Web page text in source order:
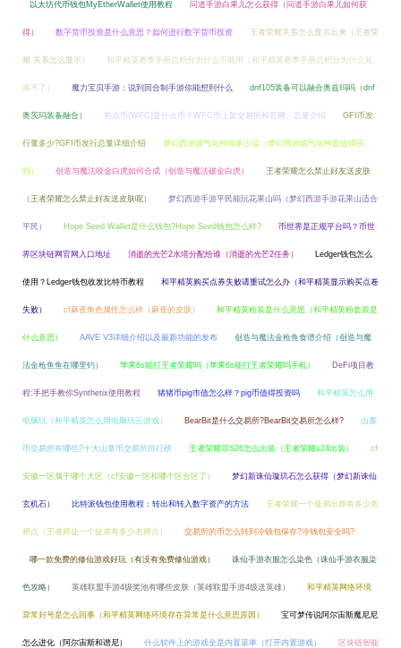
以太坊代币钱包MyEtherWallet使用教程 问道手游白果儿怎么获得（问道手游白果儿如何获
得） 数字货币投资是什么意思？如何进行数字货币投资 王者荣耀关系怎么显示出来（王者荣
耀 关系怎么显示） 和平精英赛季手册总积分为什么不能用（和平精英赛季手册总积分为什么兑
换不了） 魔力宝贝手游：说到回合制手游你能想到什么 dnf105装备可以融合奥兹玛吗（dnf
奥茨玛装备融合） 热点币(WFC)是什么币？WFC币上架交易所和官网、总量介绍 GFI币发
行量多少?GFI币发行总量详细介绍 梦幻西游炼气化神加多少蓝（梦幻西游炼气化神套值得买
吗） 创造与魔法咬金白虎如何合成（创造与魔法破金白虎） 王者荣耀怎么禁止好友送皮肤
（王者荣耀怎么禁止好友送皮肤呢） 梦幻西游手游平民能玩花果山吗（梦幻西游手游花果山适合
平民） Hope Seed Wallet是什么钱包?Hope Seed钱包怎么样? 币世界是正规平台吗？币世
界区块链网官网入口地址 消逝的光芒2水塔分配给谁（消逝的光芒2任务） Ledger钱包怎么
使用？Ledger钱包收发比特币教程 和平精英购买点券失败请重试怎么办（和平精英显示购买点卷
失败） cf麻雀角色属性怎么样（麻雀的皮肤） 和平精英粉装是什么意思（和平精英粉套装是
什么意思） AAVE V3详细介绍以及最新功能的发布 创造与魔法金枪鱼食谱介绍（创造与魔
法金枪鱼鱼在哪里钓） 苹果6s能打王者荣耀吗（苹果6s能打王者荣耀吗手机） DeFi项目教
程:手把手教你Synthetix使用教程 猪猪币pig市值怎么样？pig币值得投资吗 和平精英怎么用
电脑玩（和平精英怎么用电脑玩云游戏） BearBit是什么交易所?BearBit交易所怎么样? 山寨
币交易所有哪些?十大山寨币交易所排行榜 王者荣耀暃S26怎么出装（王者荣耀s24出装） cf
安徽一区属于哪个大区（cf安徽一区和哪个区合区了） 梦幻新诛仙璇玑石怎么获得（梦幻新诛仙
玄机石） 比特派钱包使用教程：转出和转入数字资产的方法 王者荣耀一个徒弟出师有多少名
师点（王者师徒一个徒弟有多少名师点） 交易所的币怎么转到冷钱包保存?冷钱包安全吗?
哪一款免费的修仙游戏好玩（有没有免费修仙游戏） 诛仙手游衣服怎么染色（诛仙手游衣服染
色攻略） 英雄联盟手游4级奖池有哪些皮肤（英雄联盟手游4级送英雄） 和平精英网络环境
异常封号是怎么回事（和平精英网络环境存在异常是什么意思原因） 宝可梦传说阿尔宙斯魔尼尼
怎么进化（阿尔宙斯和谱尼） 什么软件上的游戏全是内置菜单（打开内置游戏） 区块链智能